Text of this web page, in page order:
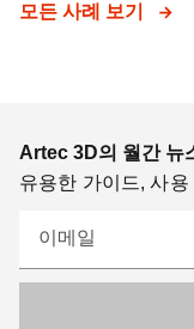
모든 사례 보기
Artec 3D의 월간 뉴
유용한 가이드, 사용
이메일